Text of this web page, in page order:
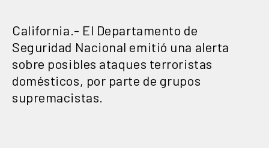
California.- El Departamento de
Seguridad Nacional emitió una alerta
sobre posibles ataques terroristas
domésticos, por parte de grupos
supremacistas.